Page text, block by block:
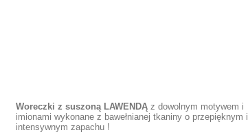
Woreczki z suszoną LAWENDĄ z dowolnym motywem i
imionami wykonane z bawełnianej tkaniny o przepięknym i
intensywnym zapachu !